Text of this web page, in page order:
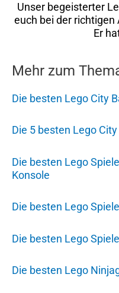
Unser begeisterter
euch bei der richtigen
Er
Mehr zum
Die besten Lego City
Die 5 besten Lego
Die besten Lego
Konsole
Die besten Lego
Die besten Lego
Die besten Lego